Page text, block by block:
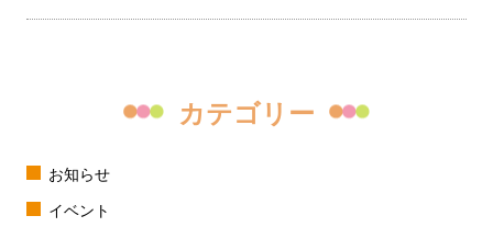
カテゴリー
お知らせ
イベント